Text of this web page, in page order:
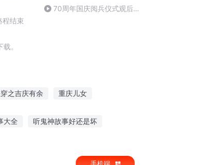
程结束
70周年国庆阅兵仪式观后感
。
之吉庆有余 重庆儿女
大全 听鬼神故事好还是坏